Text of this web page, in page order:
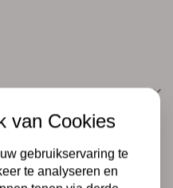
van Cookies
gebruikservaring te
te analyseren en